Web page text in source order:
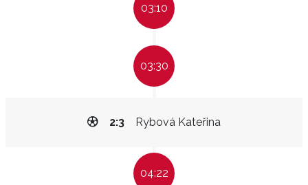
03:10
03:30
Rybová Kateřina
2:3
04:22